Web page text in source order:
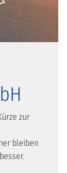
zur
bleiben